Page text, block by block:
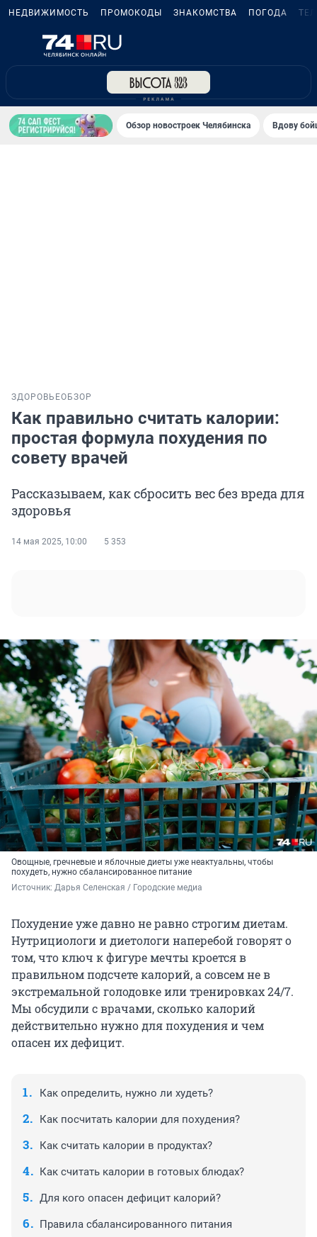
НЕДВИЖИМОСТЬ ПРОМОКОДЫ ЗНАКОМСТВА ПОГОДА
Обзор новостроек Челябинска Вдову
ЗДОРОВЬЕОБЗОР
Как правильно считать калории:
простая формула похудения по
совету врачей
Рассказываем, как сбросить вес без вреда для
здоровья
14 мая 2025, 10:00 5 353
Овощные, гречневые и яблочные диеты уже неактуальны, чтобы
похудеть, нужно сбалансированное питание
Источник: Дарья Селенская / Городские медиа
Похудение уже давно не равно строгим диетам.
Нутрициологи и диетологи наперебой говорят о
том, что ключ к фигуре мечты кроется в
правильном подсчете калорий, а совсем не в
экстремальной голодовке или тренировках 24/7.
Мы обсудили с врачами, сколько калорий
действительно нужно для похудения и чем
опасен их дефицит.
Как определить, нужно ли худеть?
Как посчитать калории для похудения?
Как считать калории в продуктах?
Как считать калории в готовых блюдах?
Для кого опасен дефицит калорий?
Правила сбалансированного питания